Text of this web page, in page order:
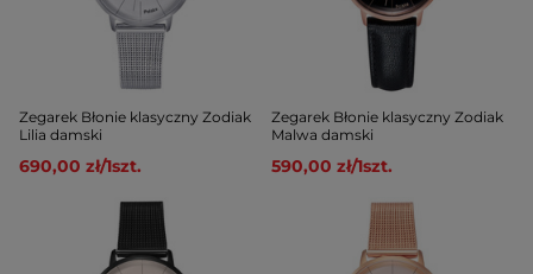
Zegarek Błonie klasyczny Zodiak
Lilia damski
690,00 zł/1szt.
Zegarek Błonie klasyczny Zodiak
Malwa damski
590,00 zł/1szt.